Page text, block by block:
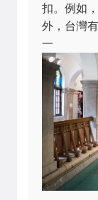
扣。例如
外，台灣